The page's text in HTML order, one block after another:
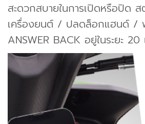
สะดวกสบายในการเปิดหรือปิด
เครื่องยนต์ / ปลดล็อกแฮนด์
ANSWER BACK อยู่ในระยะ 20